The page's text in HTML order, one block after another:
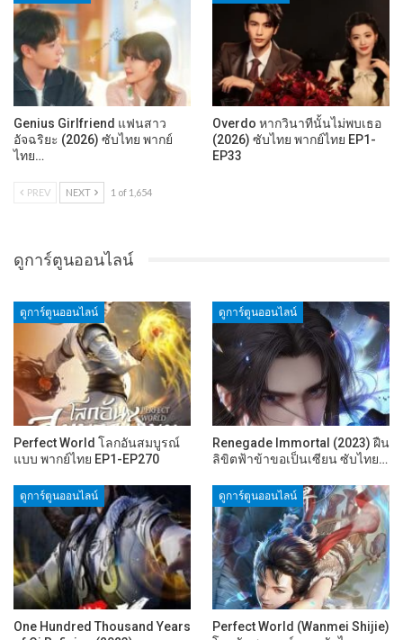
Genius Girlfriend แฟนสาว
อัจฉริยะ (2026) ซับไทย พากย์
ไทย…
Overdo หากวินาทีนั้นไม่พบเธอ
(2026) ซับไทย พากย์ไทย EP1-
EP33
PREV NEXT 1 of 1,654
ดูการ์ตูนออนไลน์
ดูการ์ตูนออนไลน์
Perfect World โลกอันสมบูรณ์
แบบ พากย์ไทย EP1-EP270
ดูการ์ตูนออนไลน์
Renegade Immortal (2023) ฝืน
ลิขิตฟ้าข้าขอเป็นเซียน ซับไทย…
ดูการ์ตูนออนไลน์
One Hundred Thousand Years
ดูการ์ตูนออนไลน์
Perfect World (Wanmei Shijie)